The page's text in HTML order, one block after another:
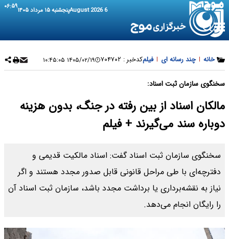
6 August 2026 پنجشنبه ۱۵ مرداد ۱۴۰۵ ۰۶:۵۹
خانه | چند رسانه ای | فیلمکدخبر : ۷۰۴۷۰۲ ۱۴۰۵/۰۲/۱۹ ۱۰:۴۵:۰۵
سخنگوی سازمان ثبت اسناد:
مالکان اسناد از بین‌ رفته در جنگ، بدون هزینه
دوباره سند می‌گیرند + فیلم
سخنگوی سازمان ثبت اسناد گفت: اسناد مالکیت قدیمی و
دفترچه‌ای با طی مراحل قانونی قابل صدور مجدد هستند و اگر
نیاز به نقشه‌برداری یا برداشت مجدد باشد، سازمان ثبت اسناد آن
را رایگان انجام می‌دهد.